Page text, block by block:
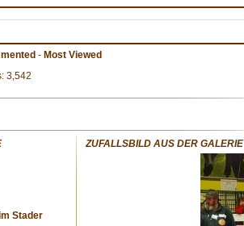
- Most Viewed
3,542
Stader
ZUFALLSBILD AUS DER GALERIE